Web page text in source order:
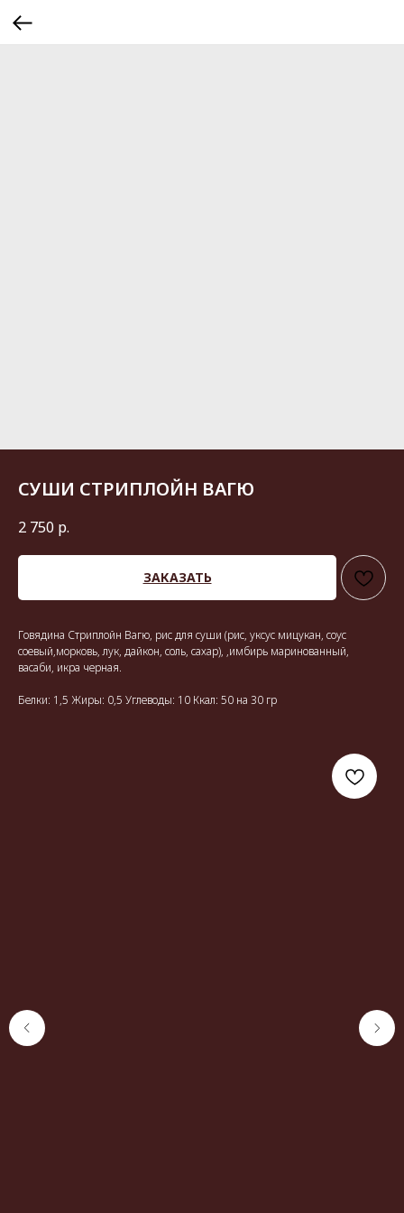
СУШИ СТРИПЛОЙН ВАГЮ
2 750 р.
ЗАКАЗАТЬ
Говядина Стриплойн Вагю, рис для суши (рис, уксус мицукан, соус
соевый,морковь, лук, дайкон, соль, сахар), ,имбирь маринованный,
васаби, икра черная.
Белки: 1,5 Жиры: 0,5 Углеводы: 10 Ккал: 50 на 30 гр